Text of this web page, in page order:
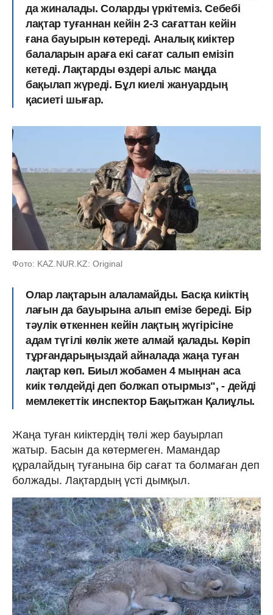
да жиналады. Соларды үркітеміз. Себебі
лақтар туғаннан кейін 2-3 сағаттан кейін
ғана бауырын көтереді. Аналық киіктер
балаларын араға екі сағат салып емізіп
кетеді. Лақтарды өздері алыс маңда
бақылап жүреді. Бұл киелі жануардың
қасиеті шығар.
Фото: KAZ.NUR.KZ: Original
Олар лақтарын алаламайды. Басқа киіктің
лағын да бауырына алып емізе береді. Бір
тәулік өткеннен кейін лақтың жүгірісіне
адам түгілі көлік жете алмай қалады. Көріп
тұрғандарыңыздай айналада жаңа туған
лақтар көп. Биыл жобамен 4 мыңнан аса
киік төлдейді деп болжап отырмыз", - дейді
мемлекеттік инспектор Бақытжан Қалиұлы.
Жаңа туған киіктердің төлі жер бауырлап
жатыр. Басын да көтермеген. Мамандар
құралайдың туғанына бір сағат та болмаған деп
болжады. Лақтардың үсті дымқыл.